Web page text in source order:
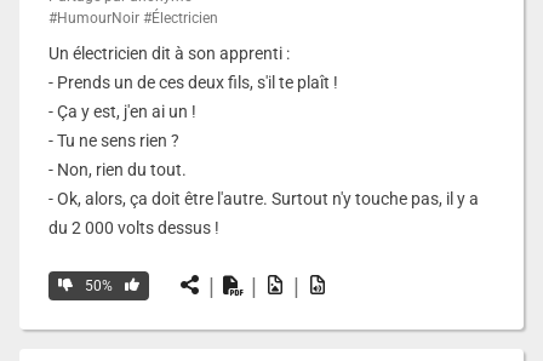
#HumourNoir #Électricien
Un électricien dit à son apprenti :
- Prends un de ces deux fils, s'il te plaît !
- Ça y est, j'en ai un !
- Tu ne sens rien ?
- Non, rien du tout.
- Ok, alors, ça doit être l'autre. Surtout n'y touche pas, il y a
du 2 000 volts dessus !
50% | | |